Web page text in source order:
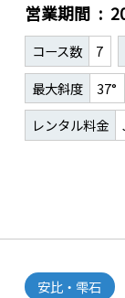
営業期間
コース数 7
最大斜度
37°
レンタル料金
安比・雫石